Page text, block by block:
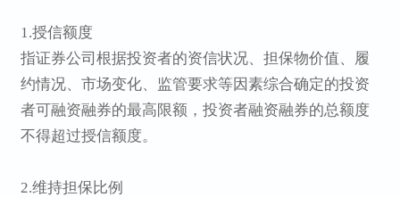
1.授信额度
指证券公司根据投资者的资信状况、担保物价值、履
约情况、市场变化、监管要求等因素综合确定的投资
者可融资融券的最高限额，投资者融资融券的总额度
不得超过授信额度。
2.维持担保比例